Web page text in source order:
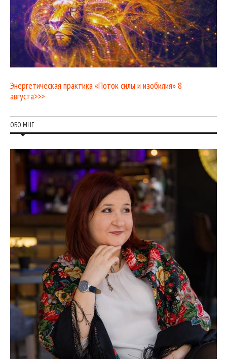
Энергетическая практика «Поток силы и изобилия» 8
августа>>>
ОБО МНЕ